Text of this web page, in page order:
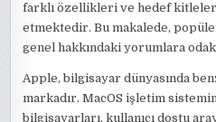
farklı özellikleri ve hedef
etmektedir. Bu makalede,
genel hakkındaki yorumlara
Apple, bilgisayar dünyasında
markadır. MacOS işletim
bilgisayarları, kullanıcı dostu